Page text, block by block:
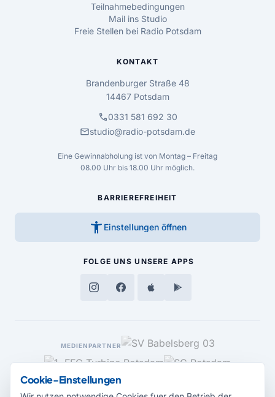
Teilnahmebedingungen
Mail ins Studio
Freie Stellen bei Radio Potsdam
KONTAKT
Brandenburger Straße 48
14467 Potsdam
call0331 581 692 30
mailstudio@radio-potsdam.de
Eine Gewinnabholung ist von Montag – Freitag
08.00 Uhr bis 18.00 Uhr möglich.
BARRIEREFREIHEIT
accessibility_new Einstellungen öffnen
FOLGE UNS UNSERE APPS
MEDIENPARTNER
Cookie-Einstellungen